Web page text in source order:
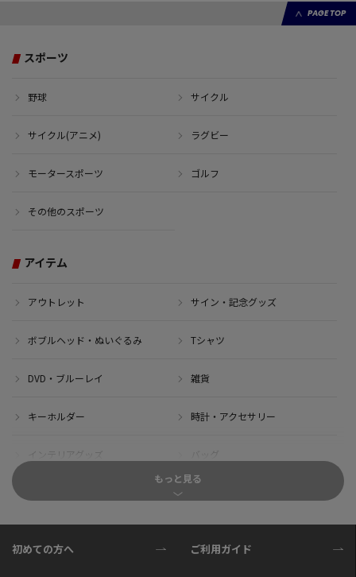
PAGE TOP
スポーツ
野球 サイクル
サイクル(アニメ) ラグビー
モータースポーツ ゴルフ
その他のスポーツ
アイテム
アウトレット サイン・記念グッズ
ボブルヘッド・ぬいぐるみ Tシャツ
DVD・ブルーレイ 雑貨
キーホルダー 時計・アクセサリー
インテリアグッズ
もっと見る
初めての方へ ご利用ガイド